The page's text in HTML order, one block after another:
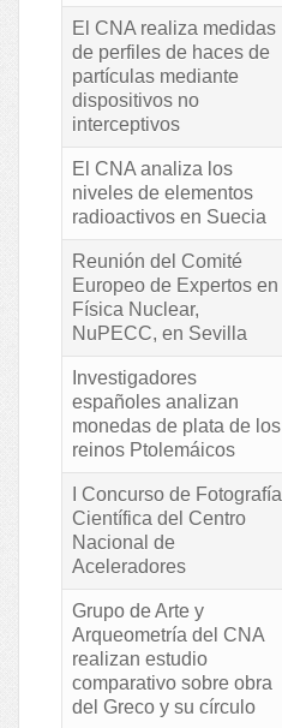
El CNA realiza medidas
de perfiles de haces de
partículas mediante
dispositivos no
interceptivos
El CNA analiza los
niveles de elementos
radioactivos en Suecia
Reunión del Comité
Europeo de Expertos en
Física Nuclear,
NuPECC, en Sevilla
Investigadores
españoles analizan
monedas de plata de los
reinos Ptolemáicos
I Concurso de Fotografía
Científica del Centro
Nacional de
Aceleradores
Grupo de Arte y
Arqueometría del CNA
realizan estudio
comparativo sobre obra
del Greco y su círculo